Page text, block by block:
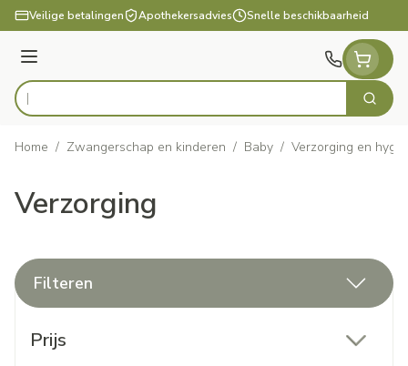
Ga naar de inhoud
Veilige betalingen Apothekersadvies Snelle beschikbaarheid
Menu
Product, merk, categorie... Zoek
Home / Zwangerschap en kinderen / Baby / Verzorging en
Verzorging
Filteren
Prijs